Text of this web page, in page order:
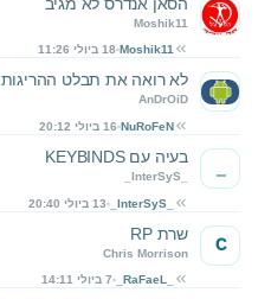
Moshik11
Moshik11 18 ביולי 11:26
לא רואה את תבלט ההריגות
AnDrOiD
NuRoFeN 16 ביולי 20:12
בעיה עם KEYBINDS
_InterSyS_
_InterSyS_ 13 ביולי 20:40
שרת RP
Chris Morrison
_RaFaeL_ 7 ביולי 14:11
C